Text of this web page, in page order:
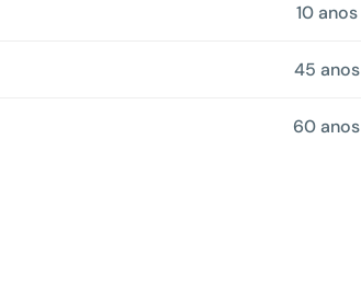
10 anos
45 anos
60 anos